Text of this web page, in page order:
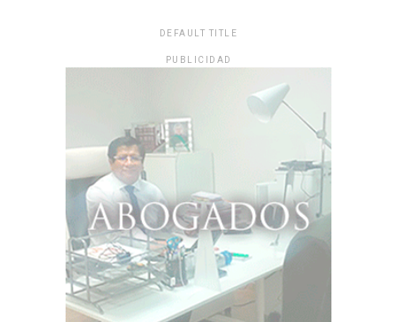
DEFAULT TITLE
PUBLICIDAD